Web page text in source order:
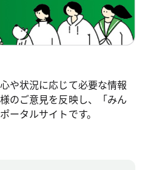
や状況に応じて必要な情報
のご意見を反映し、「みん
ータルサイトです。